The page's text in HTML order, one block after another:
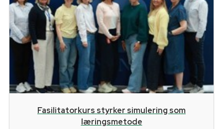
Fasilitatorkurs styrker simulering som
læringsmetode